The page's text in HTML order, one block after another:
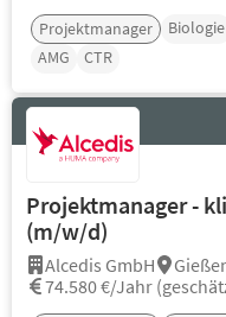
Projektmanager Biologie
AMG
CTR
Projektmanager -
(m/w/d)
Alcedis GmbH
74.580 €/Jahr